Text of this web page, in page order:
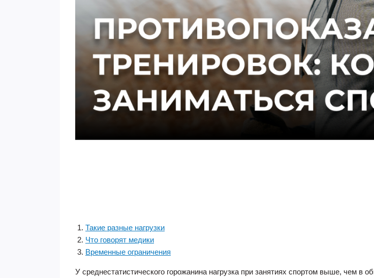
Такие разные нагрузки
Что говорят медики
Временные ограничения
У среднестатистического горожанина нагрузка при занятиях спортом выше, чем